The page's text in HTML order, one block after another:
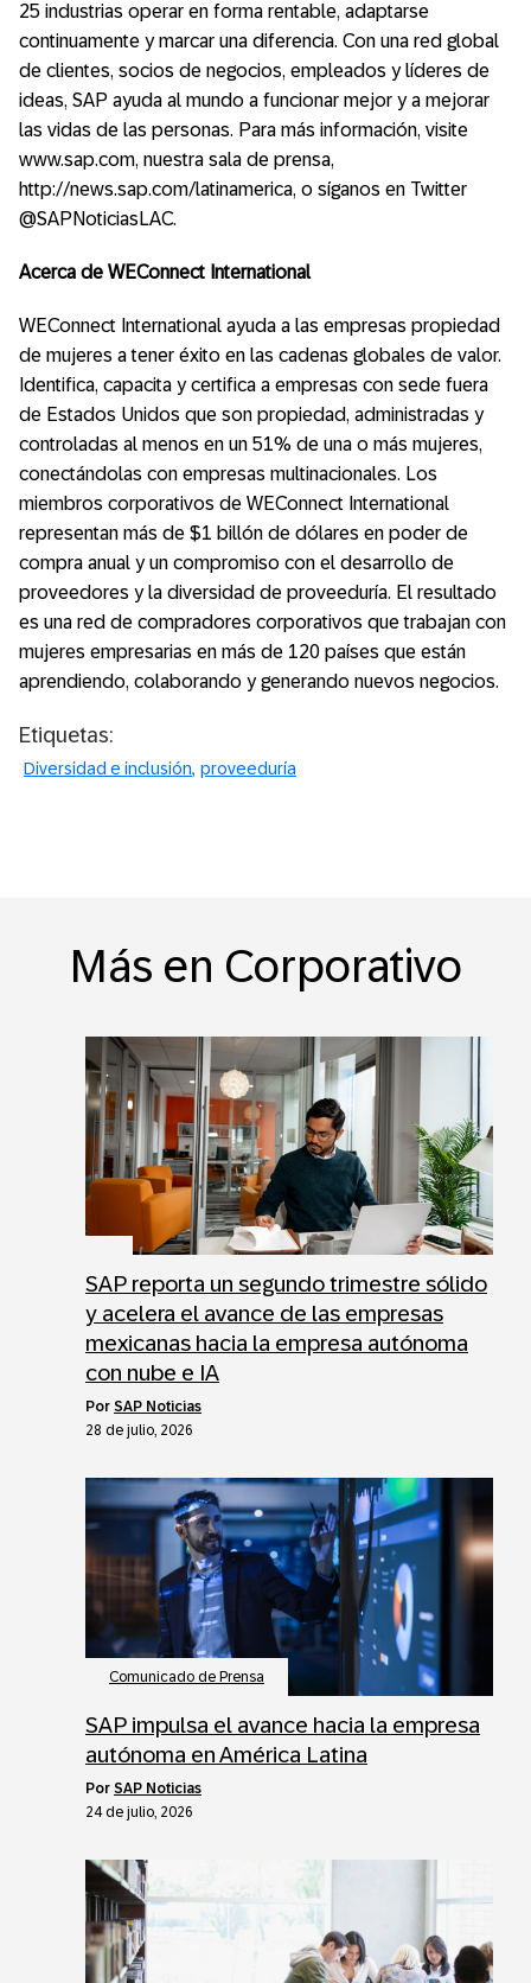
25 industrias operar en forma rentable, adaptarse
continuamente y marcar una diferencia. Con una red global
de clientes, socios de negocios, empleados y líderes de
ideas, SAP ayuda al mundo a funcionar mejor y a mejorar
las vidas de las personas. Para más información, visite
www.sap.com, nuestra sala de prensa,
http://news.sap.com/latinamerica, o síganos en Twitter
@SAPNoticiasLAC.
Acerca de WEConnect International
WEConnect International ayuda a las empresas propiedad
de mujeres a tener éxito en las cadenas globales de valor.
Identifica, capacita y certifica a empresas con sede fuera
de Estados Unidos que son propiedad, administradas y
controladas al menos en un 51% de una o más mujeres,
conectándolas con empresas multinacionales. Los
miembros corporativos de WEConnect International
representan más de $1 billón de dólares en poder de
compra anual y un compromiso con el desarrollo de
proveedores y la diversidad de proveeduría. El resultado
es una red de compradores corporativos que trabajan con
mujeres empresarias en más de 120 países que están
aprendiendo, colaborando y generando nuevos negocios.
Etiquetas:
Diversidad e inclusión proveeduría
Más en Corporativo
SAP reporta un segundo trimestre sólido
y acelera el avance de las empresas
mexicanas hacia la empresa autónoma
con nube e IA
por SAP Noticias
28 de julio, 2026
Comunicado de Prensa
SAP impulsa el avance hacia la empresa
autónoma en América Latina
por SAP Noticias
24 de julio, 2026